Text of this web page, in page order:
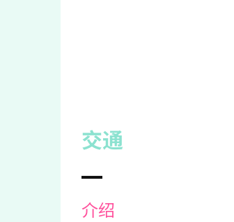
交通
介绍